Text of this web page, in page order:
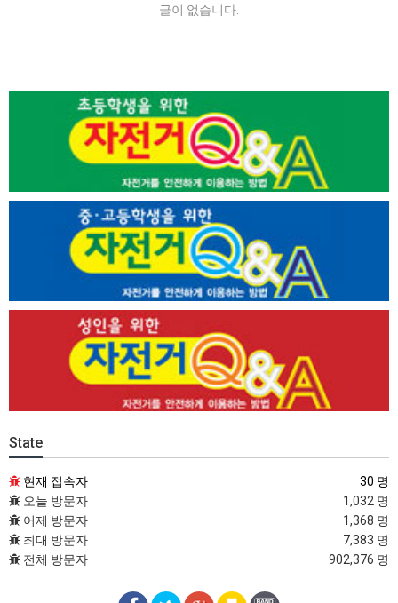
글이 없습니다.
State
현재 접속자
30 명
오늘 방문자
1,032 명
어제 방문자
1,368 명
최대 방문자
7,383 명
전체 방문자
902,376 명